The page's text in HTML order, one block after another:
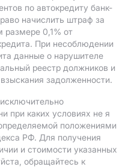
по автокредиту банк-
начислить штраф за
размере 0,1% от
При несоблюдении
данные о нарушителе
реестр должников и
задолженности.
при каких условиях не я
положениями
РФ. Для получения
и стоимости указанных
обращайтесь к